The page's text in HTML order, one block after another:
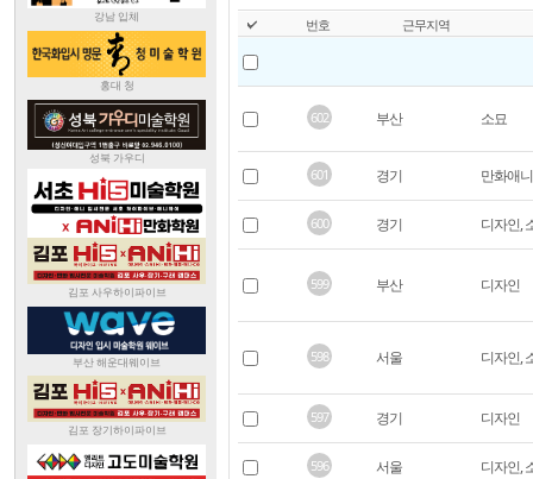
번호 근무지역
602 부산 소묘
601 경기 만화애니
600 경기 디자인,
599 부산 디자인
598 서울 디자인,
597 경기 디자인
596 서울 디자인,